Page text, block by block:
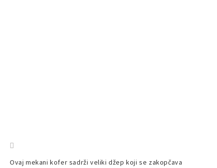
Ovaj mekani kofer sadrži veliki džep koji se zakopčava